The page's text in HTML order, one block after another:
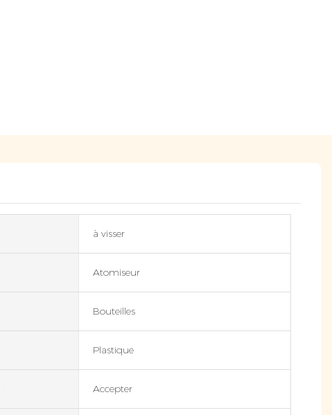
à visser
Atomiseur
Bouteilles
Plastique
Accepter